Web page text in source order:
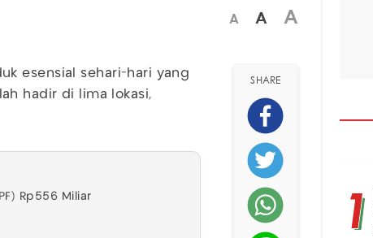
A A A
esensial sehari-hari yang
hadir di lima lokasi,
Rp556 Miliar
SHARE